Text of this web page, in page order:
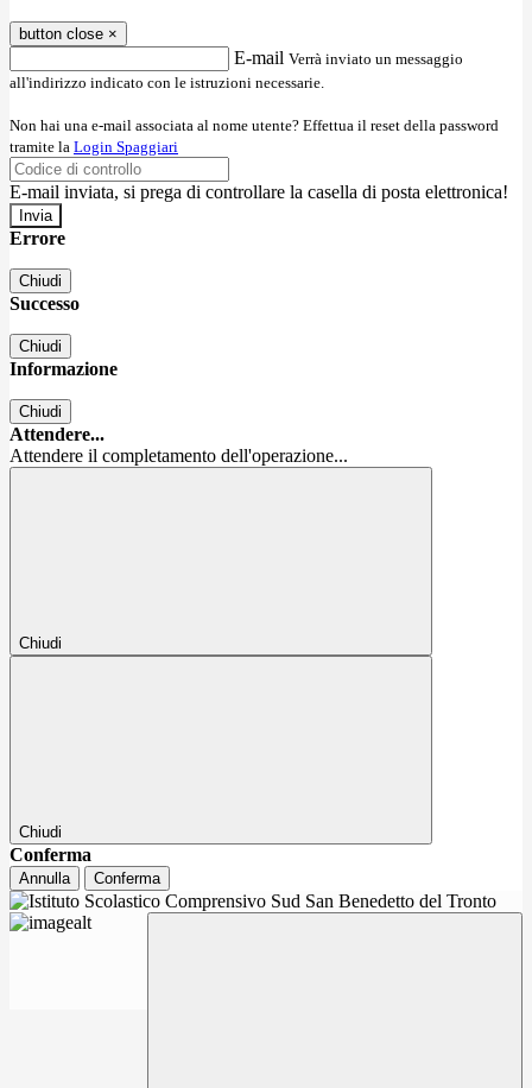
button close ×
E-mail Verrà inviato un messaggio
all'indirizzo indicato con le istruzioni necessarie.
Non hai una e-mail associata al nome utente? Effettua il reset della password
tramite la Login Spaggiari
E-mail inviata, si prega di controllare la casella di posta elettronica!
Errore
Chiudi
Successo
Chiudi
Informazione
Chiudi
Attendere...
Attendere il completamento dell'operazione...
Chiudi
Chiudi
Conferma
Annulla Conferma